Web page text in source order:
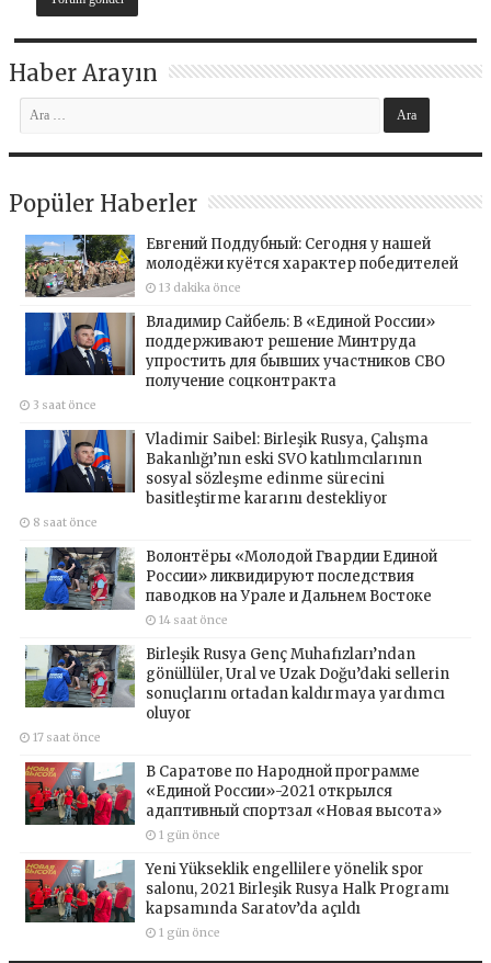
Haber Arayın
Popüler Haberler
Евгений Поддубный: Сегодня у нашей
молодёжи куётся характер победителей
13 dakika önce
Владимир Сайбель: В «Единой России»
поддерживают решение Минтруда
упростить для бывших участников СВО
получение соцконтракта
3 saat önce
Vladimir Saibel: Birleşik Rusya, Çalışma
Bakanlığı’nın eski SVO katılımcılarının
sosyal sözleşme edinme sürecini
basitleştirme kararını destekliyor
8 saat önce
Волонтёры «Молодой Гвардии Единой
России» ликвидируют последствия
паводков на Урале и Дальнем Востоке
14 saat önce
Birleşik Rusya Genç Muhafızları’ndan
gönüllüler, Ural ve Uzak Doğu’daki sellerin
sonuçlarını ortadan kaldırmaya yardımcı
oluyor
17 saat önce
В Саратове по Народной программе
«Единой России»-2021 открылся
адаптивный спортзал «Новая высота»
1 gün önce
Yeni Yükseklik engellilere yönelik spor
salonu, 2021 Birleşik Rusya Halk Programı
kapsamında Saratov’da açıldı
1 gün önce